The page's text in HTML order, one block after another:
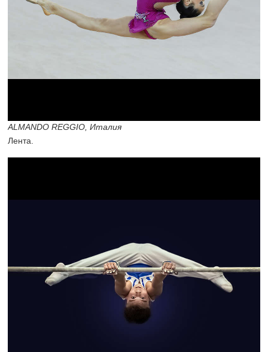
ALMANDO REGGIO, Италия
Лента.